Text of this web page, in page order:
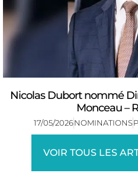
Nicolas Dubort nommé
Monceau –
17/05/2026NOMINATIONS
VOIR TOUS LES